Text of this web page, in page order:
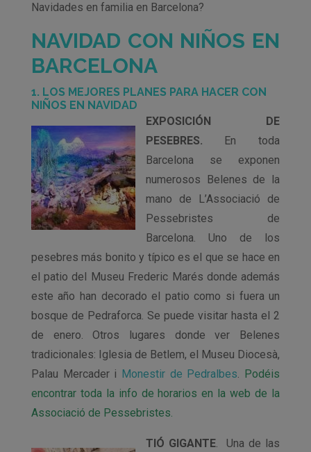
Navidades en familia en Barcelona?
NAVIDAD CON NIÑOS EN
BARCELONA
1. LOS MEJORES PLANES PARA HACER CON
NIÑOS EN NAVIDAD
EXPOSICIÓN DE
PESEBRES. En toda
Barcelona se exponen
numerosos Belenes de la
mano de L’Associació de
Pessebristes de
Barcelona. Uno de los
pesebres más bonito y típico es el que se hace en
el patio del Museu Frederic Marés donde además
este año han decorado el patio como si fuera un
bosque de Pedraforca. Se puede visitar hasta el 2
de enero. Otros lugares donde ver Belenes
tradicionales: Iglesia de Betlem, el Museu Diocesà,
Palau Mercader i Monestir de Pedralbes. Podéis
encontrar toda la info de horarios en la web de la
Associació de Pessebristes.
TIÓ GIGANTE. Una de las